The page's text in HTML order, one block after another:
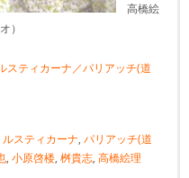
高橋絵
）
スティカーナ／パリアッチ(道
スティカーナ, パリアッチ(道
, 小原啓楼, 桝貴志, 高橋絵理